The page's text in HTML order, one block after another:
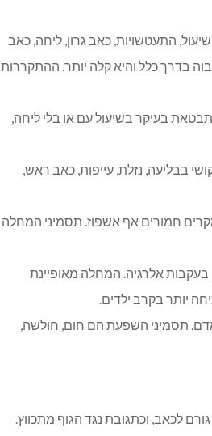
התעטשויות, כאב גרון, ליחה, כאב
בדרך כלל והיא קלה יותר. ההתקררות
בעיקר בשיעול עם או בלי ליחה,
בבליעה, נזלת, עייפות, כאב ראש,
חמורים אף אשפוז. תסמיני המחלה
אלרגיה. המחלה מאופיינת
יותר בקרב ילדים.
תסמיני השפעת הם חום, חולשה,
לכאב, וכתגובת נגד הגוף מתכווץ.